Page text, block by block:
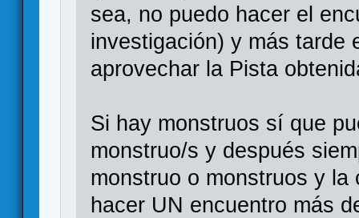
sea, no puedo hacer el
investigación) y más tarde
aprovechar la Pista
Si hay monstruos sí que
monstruo/s y después
monstruo o monstruos y
hacer UN encuentro más